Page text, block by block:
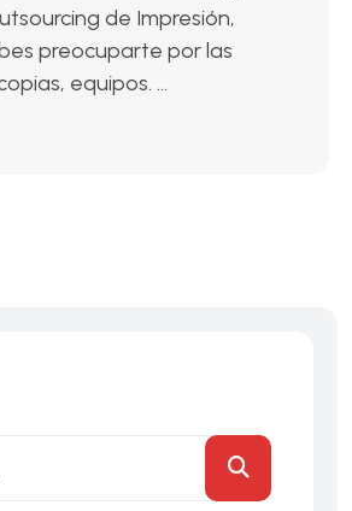
de Impresión,
preocuparte por las
equipos. ...